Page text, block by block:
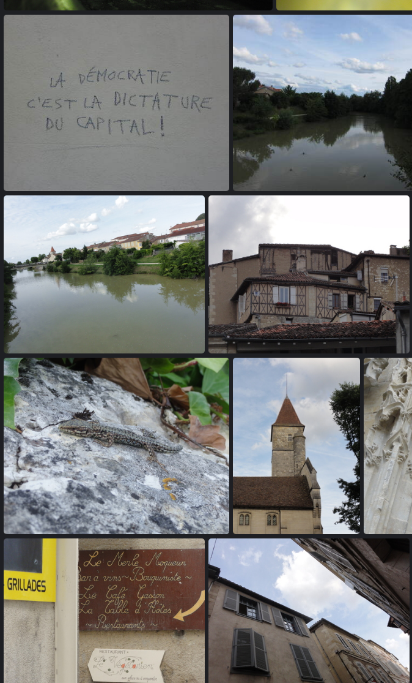
20110611 180809 20110611 181544
20110611 191239 20110611 191356
20110611 192031 20110611 192737